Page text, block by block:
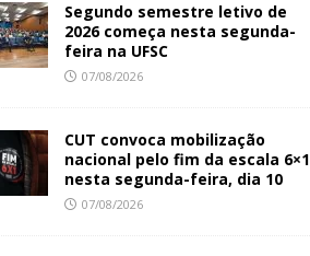
Segundo semestre letivo de
2026 começa nesta segunda-
feira na UFSC
07/08/2026
CUT convoca mobilização
nacional pelo fim da escala 6×1
nesta segunda-feira, dia 10
07/08/2026